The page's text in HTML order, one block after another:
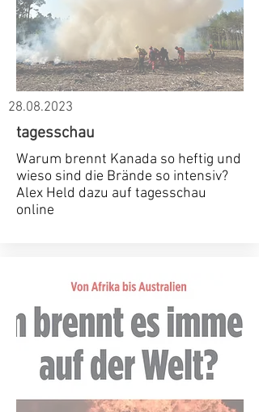
28.08.2023
tagesschau
Warum brennt Kanada so heftig und
wieso sind die Brände so intensiv?
Alex Held dazu auf tagesschau
online